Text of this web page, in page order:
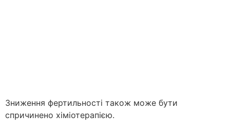
Зниження фертильності також може бути
спричинено хіміотерапією.